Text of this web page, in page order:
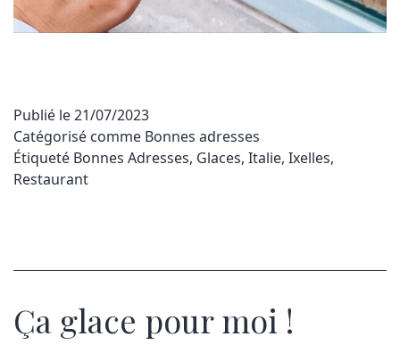
Publié le21/07/2023
Catégorisé comme Bonnes adresses
Étiqueté Bonnes Adresses, Glaces, Italie, Ixelles,
Restaurant
Ça glace pour moi !